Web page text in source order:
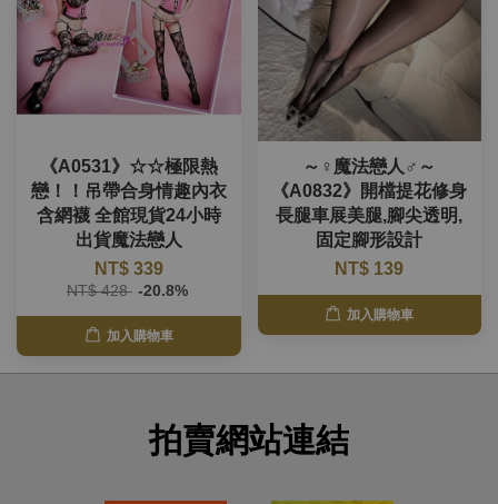
《A0531》☆☆極限熱
戀！！吊帶合身情趣內衣
含網襪 全館現貨24小時
出貨魔法戀人
NT$ 339
NT$ 428 -20.8%
加入購物車
～♀魔法戀人♂～
《A0832》開檔提花修身
長腿車展美腿,腳尖透明,
固定腳形設計
NT$ 139
加入購物車
拍賣網站連結